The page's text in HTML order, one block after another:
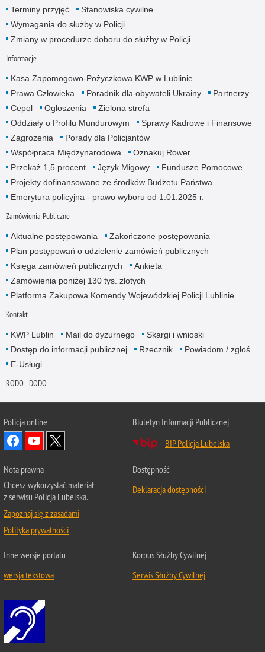
Terminy przyjęć
Stanowiska cywilne
Wymagania do służby w Policji
Zmiany w procedurze doboru do służby w Policji
Informacje
Kasa Zapomogowo-Pożyczkowa KWP w Lublinie
Prawa Człowieka
Poradnik dla obywateli Ukrainy
Partnerzy
Cepol
Ogłoszenia
Zielona strefa
Oddziały o Profilu Mundurowym
Sprawy Kadrowe i Finansowe
Zagrożenia
Porady dla Policjantów
Współpraca Międzynarodowa
Oznakuj Rower
Przekaż 1,5 procent
Język Migowy
Fundusze Pomocowe
Projekty dofinansowane ze środków Budżetu Państwa
Emerytura policyjna - prawo wyboru od 1.01.2025 r.
Zamówienia Publiczne
Aktualne postępowania
Zakończone postępowania
Plan postępowań o udzielenie zamówień publicznych
Księga zamówień publicznych
Ankieta
Zamówienia poniżej 130 tys. złotych
Platforma Zakupowa Komendy Wojewódzkiej Policji Lublinie
Kontakt
KWP Lublin Mail do dyżurnego
Skargi i wnioski
Dostęp do informacji publicznej
Rzecznik
Powiadom / zgłoś
E-Usługi
RODO - DODO
Policja online
Biuletyn Informacji Publicznej
BIP Policja Lubelska
Nota prawna
Chcesz wykorzystać materiał
z serwisu Policja Lubelska.
Zapoznaj się z zasadami
Polityka prywatności
Dostępność
Deklaracja dostępności
Inne wersje portalu
wersja tekstowa
Korpus Służby Cywilnej
Serwis Służby Cywilnej